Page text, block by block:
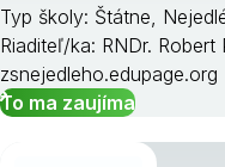
Typ školy: Štátne,
Riaditeľ/ka: RNDr. Robert
zsnejedleho.edupage.org
To ma zaujíma